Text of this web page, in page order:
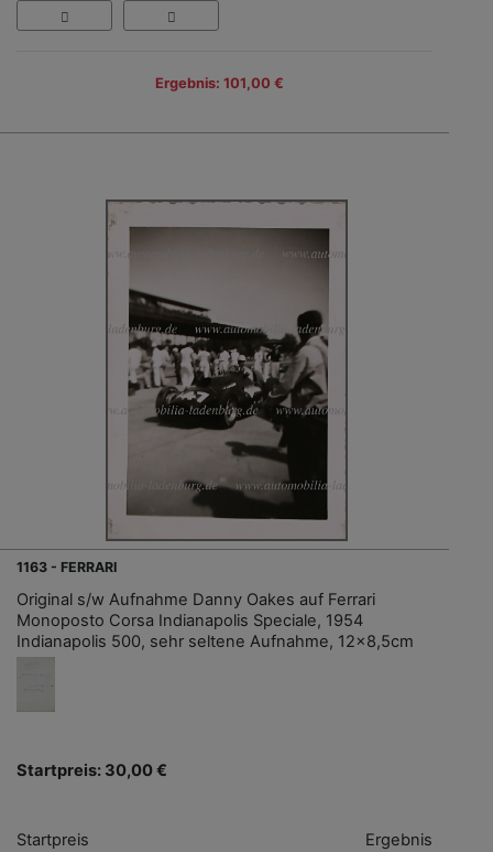
Ergebnis: 101,00 €
1163 - FERRARI
Original s/w Aufnahme Danny Oakes auf Ferrari
Monoposto Corsa Indianapolis Speciale, 1954
Indianapolis 500, sehr seltene Aufnahme, 12x8,5cm
Startpreis: 30,00 €
Startpreis Ergebnis